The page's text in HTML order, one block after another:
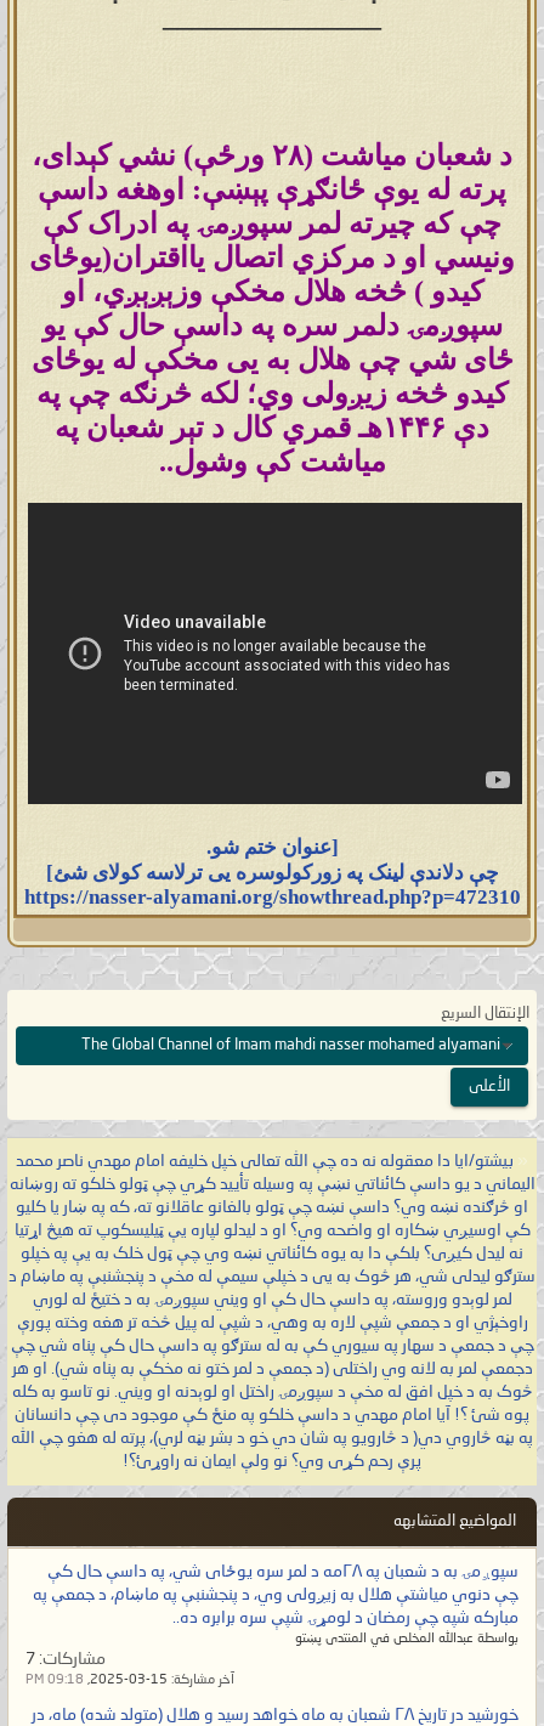
د شعبان میاشت (۲۸ ورځې) نشي کېدای،
پرته له یوې ځانګړې پېښې: اوهغه داسې
چې که چیرته لمر سپوږمۍ په ادراک کې
ونیسي او د مرکزي اتصال یااقتران(یوځای
کیدو ) څخه هلال مخکې وزېږېږي، او
سپوږمۍ دلمر سره په داسې حال کې یو
ځای شي چې هلال به یی مخکې له یوځای
کیدو څخه زیږولی وي؛ لکه څرنګه چې په
دې ۱۴۴۶هـ قمري کال د تېر شعبان په
میاشت کې وشول..
[عنوان ختم شو.
چې دلاندې لینک په زورکولوسره یی ترلاسه کولای شئ]
https://nasser-alyamani.org/showthread.php?p=472310
الإنتقال السريع
The Global Channel of Imam mahdi nasser mohamed alyamani
الأعلى
« بيشتو/ایا دا معقوله نه ده چې الله تعالی خپل خلیفه امام مهدي ناصر محمد
اليماني د یو داسې کائناتي نښې په وسیله تأیید کړي چې ټولو خلکو ته روښانه
او څرګنده نښه وي؟ داسې نښه چې ټولو بالغانو عاقلانو ته، که په ښار یا کلیو
کې اوسیږي ښکاره او واضحه وي؟ او د لیدلو لپاره یې ټیلیسکوپ ته هیڅ اړتیا
نه لیدل کیږی؟ بلکې دا به یوه کائناتي نښه وي چې ټول خلک به یې په خپلو
سترګو لیدلی شي، هر څوک به یی د خپلې سیمې له مخې د پنجشنبې په ماښام د
لمر لوېدو وروسته، په داسې حال کې او ویني سپوږمۍ به د ختیځ له لوري
راوخېژي او د جمعې شپې لاره به وهي، د شپې له پیل څخه تر هغه وخته پورې
چې د جمعې د سهار په سیوري کې به له سترګو په داسې حال کې پناه شي چې
دجمعې لمر به لانه وي راختلی (د جمعې د لمر ختو نه مخکې به پناه شي). او هر
څوک به د خپل افق له مخې د سپوږمۍ راختل او لوېدنه او ویني. نو تاسو به کله
پوه شئ ؟! آیا امام مهدي د داسې خلکو په منځ کې موجود دی چې دانسانان
په بڼه څاروي دي( د څارویو په شان دي خو د بشر بڼه لري)، پرته له هغو چې الله
پرې رحم کړی وي؟ نو ولې ایمان نه راوړئ؟!
المواضيع المتشابهه
سپوږمۍ به د شعبان په ۲۸مه د لمر سره یوځای شي، په داسې حال کې
چې دنوي میاشتې هلال به زیږولی وي، د پنجشنبې په ماښام، د جمعې په
مبارکه شپه چې رمضان د لومړۍ شپې سره برابره ده..
بواسطة عبدالله المخلص في المنتدى پښتو
مشاركات:
آخر مشاركة: 09:18 PM
خورشید در تاریخ ۲۸ شعبان به ماه خواهد رسید و هلال (متولد شده) ماه، در